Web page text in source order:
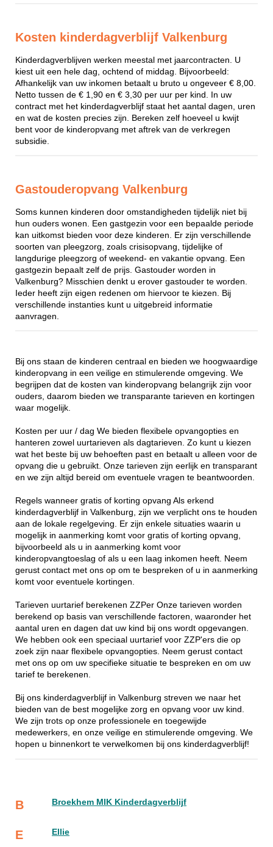
Kosten kinderdagverblijf Valkenburg
Kinderdagverblijven werken meestal met jaarcontracten. U
kiest uit een hele dag, ochtend of middag. Bijvoorbeeld:
Afhankelijk van uw inkomen betaalt u bruto u ongeveer € 8,00.
Netto tussen de € 1,90 en € 3,30 per uur per kind. In uw
contract met het kinderdagverblijf staat het aantal dagen, uren
en wat de kosten precies zijn. Bereken zelf hoeveel u kwijt
bent voor de kinderopvang met aftrek van de verkregen
subsidie.
Gastouderopvang Valkenburg
Soms kunnen kinderen door omstandigheden tijdelijk niet bij
hun ouders wonen. Een gastgezin voor een bepaalde periode
kan uitkomst bieden voor deze kinderen. Er zijn verschillende
soorten van pleegzorg, zoals crisisopvang, tijdelijke of
langdurige pleegzorg of weekend- en vakantie opvang. Een
gastgezin bepaalt zelf de prijs. Gastouder worden in
Valkenburg? Misschien denkt u erover gastouder te worden.
Ieder heeft zijn eigen redenen om hiervoor te kiezen. Bij
verschillende instanties kunt u uitgebreid informatie
aanvragen.
Bij ons staan de kinderen centraal en bieden we hoogwaardige
kinderopvang in een veilige en stimulerende omgeving. We
begrijpen dat de kosten van kinderopvang belangrijk zijn voor
ouders, daarom bieden we transparante tarieven en kortingen
waar mogelijk.
Kosten per uur / dag We bieden flexibele opvangopties en
hanteren zowel uurtarieven als dagtarieven. Zo kunt u kiezen
wat het beste bij uw behoeften past en betaalt u alleen voor de
opvang die u gebruikt. Onze tarieven zijn eerlijk en transparant
en we zijn altijd bereid om eventuele vragen te beantwoorden.
Regels wanneer gratis of korting opvang Als erkend
kinderdagverblijf in Valkenburg, zijn we verplicht ons te houden
aan de lokale regelgeving. Er zijn enkele situaties waarin u
mogelijk in aanmerking komt voor gratis of korting opvang,
bijvoorbeeld als u in aanmerking komt voor
kinderopvangtoeslag of als u een laag inkomen heeft. Neem
gerust contact met ons op om te bespreken of u in aanmerking
komt voor eventuele kortingen.
Tarieven uurtarief berekenen ZZPer Onze tarieven worden
berekend op basis van verschillende factoren, waaronder het
aantal uren en dagen dat uw kind bij ons wordt opgevangen.
We hebben ook een speciaal uurtarief voor ZZP'ers die op
zoek zijn naar flexibele opvangopties. Neem gerust contact
met ons op om uw specifieke situatie te bespreken en om uw
tarief te berekenen.
Bij ons kinderdagverblijf in Valkenburg streven we naar het
bieden van de best mogelijke zorg en opvang voor uw kind.
We zijn trots op onze professionele en toegewijde
medewerkers, en onze veilige en stimulerende omgeving. We
hopen u binnenkort te verwelkomen bij ons kinderdagverblijf!
B Broekhem MIK Kinderdagverblijf
E Ellie